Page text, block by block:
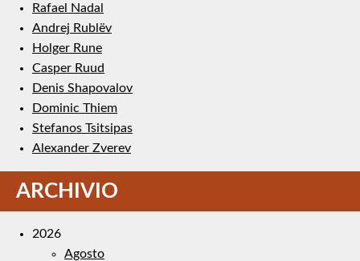
Rafael Nadal
Andrej Rublëv
Holger Rune
Casper Ruud
Denis Shapovalov
Dominic Thiem
Stefanos Tsitsipas
Alexander Zverev
ARCHIVIO
2026
Agosto